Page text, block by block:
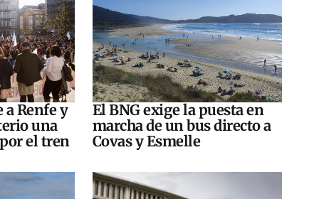
Renfe y
una
el tren
El BNG exige la puesta en
marcha de un bus directo a
Covas y Esmelle